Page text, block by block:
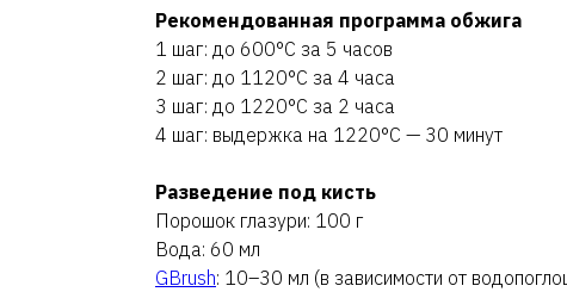
Рекомендованная программа обжига
1 шаг: до 600°C за 5 часов
2 шаг: до 1120°C за 4 часа
3 шаг: до 1220°C за 2 часа
4 шаг: выдержка на 1220°C — 30 минут
Разведение под кисть
Порошок глазури: 100 г
Вода: 60 мл
GBrush: 10–30 мл (в зависимости от